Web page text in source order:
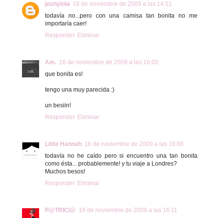
joshylola 16 de noviembre de 2009 a las 14:51
todavía no...pero con una camisa tan bonita no me
importaría caer!
Responder Eliminar
Am. 16 de noviembre de 2009 a las 16:00
que bonita es!
tengo una muy parecida :)
un besiin!
Responder Eliminar
Little Hannah 16 de noviembre de 2009 a las 16:06
todavía no he caído pero si encuentro una tan bonita
como ésta... probablemente! y tu viaje a Londres?
Muchos besos!
Responder Eliminar
P@TRICI@ 16 de noviembre de 2009 a las 16:11